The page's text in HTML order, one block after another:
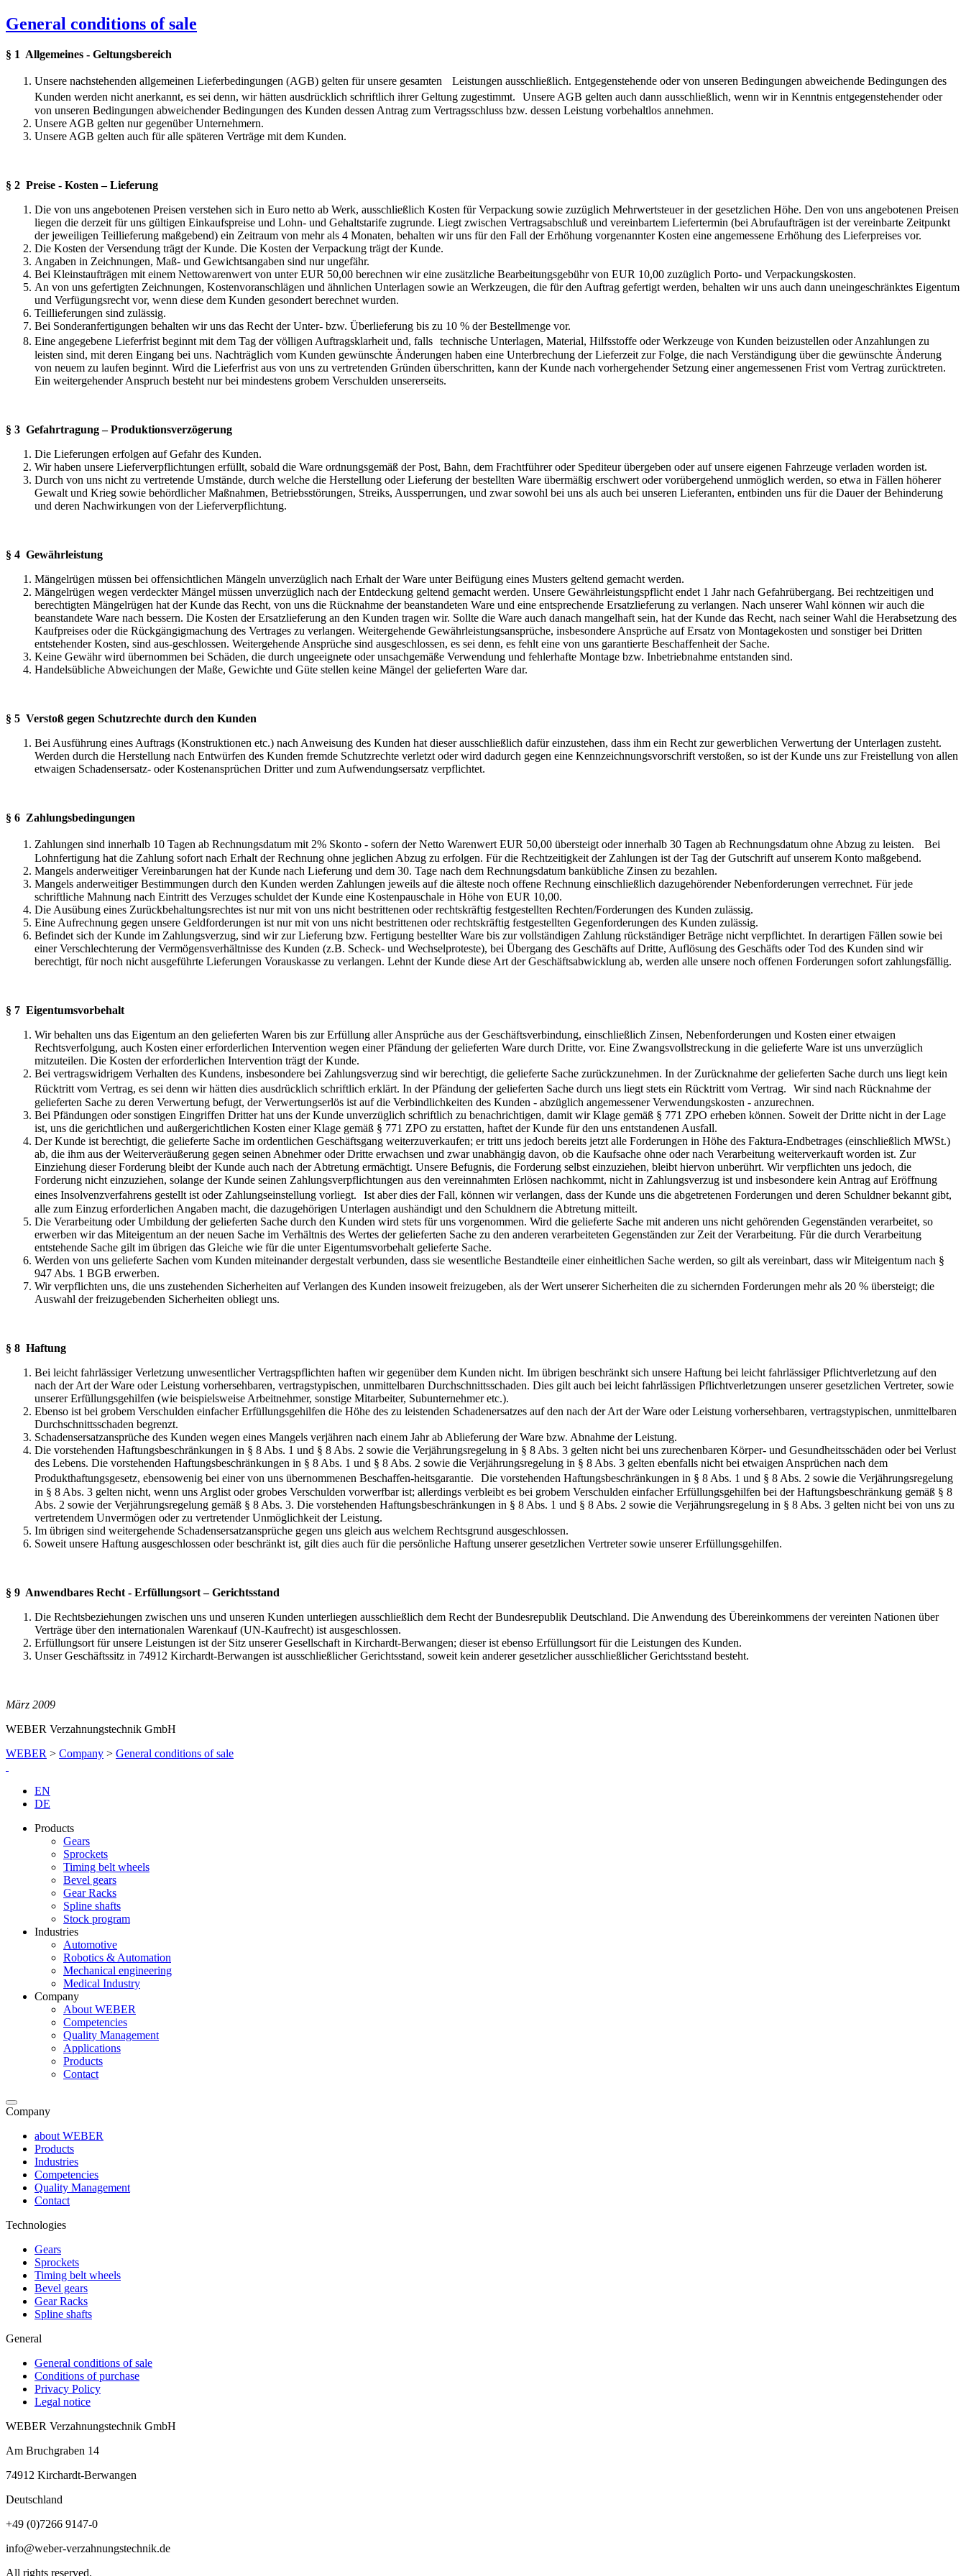
General conditions of sale
§ 1 Allgemeines - Geltungsbereich
Unsere nachstehenden allgemeinen Lieferbedingungen (AGB) gelten für unsere gesamten Leistungen ausschließlich. Entgegenstehende oder von unseren Bedingungen abweichende Bedingungen des
Kunden werden nicht anerkannt, es sei denn, wir hätten ausdrücklich schriftlich ihrer Geltung zugestimmt. Unsere AGB gelten auch dann ausschließlich, wenn wir in Kenntnis entgegenstehender oder
von unseren Bedingungen abweichender Bedingungen des Kunden dessen Antrag zum Vertragsschluss bzw. dessen Leistung vorbehaltlos annehmen.
Unsere AGB gelten nur gegenüber Unternehmern.
Unsere AGB gelten auch für alle späteren Verträge mit dem Kunden.
§ 2 Preise - Kosten – Lieferung
Die von uns angebotenen Preisen verstehen sich in Euro netto ab Werk, ausschließlich Kosten für Verpackung sowie zuzüglich Mehrwertsteuer in der gesetzlichen Höhe. Den von uns angebotenen Preisen
liegen die derzeit für uns gültigen Einkaufspreise und Lohn- und Gehaltstarife zugrunde. Liegt zwischen Vertragsabschluß und vereinbartem Liefertermin (bei Abrufaufträgen ist der vereinbarte Zeitpunkt
der jeweiligen Teillieferung maßgebend) ein Zeitraum von mehr als 4 Monaten, behalten wir uns für den Fall der Erhöhung vorgenannter Kosten eine angemessene Erhöhung des Lieferpreises vor.
Die Kosten der Versendung trägt der Kunde. Die Kosten der Verpackung trägt der Kunde.
Angaben in Zeichnungen, Maß- und Gewichtsangaben sind nur ungefähr.
Bei Kleinstaufträgen mit einem Nettowarenwert von unter EUR 50,00 berechnen wir eine zusätzliche Bearbeitungsgebühr von EUR 10,00 zuzüglich Porto- und Verpackungskosten.
An von uns gefertigten Zeichnungen, Kostenvoranschlägen und ähnlichen Unterlagen sowie an Werkzeugen, die für den Auftrag gefertigt werden, behalten wir uns auch dann uneingeschränktes Eigentum
und Verfügungsrecht vor, wenn diese dem Kunden gesondert berechnet wurden.
Teillieferungen sind zulässig.
Bei Sonderanfertigungen behalten wir uns das Recht der Unter- bzw. Überlieferung bis zu 10 % der Bestellmenge vor.
Eine angegebene Lieferfrist beginnt mit dem Tag der völligen Auftragsklarheit und, falls technische Unterlagen, Material, Hilfsstoffe oder Werkzeuge von Kunden beizustellen oder Anzahlungen zu
leisten sind, mit deren Eingang bei uns. Nachträglich vom Kunden gewünschte Änderungen haben eine Unterbrechung der Lieferzeit zur Folge, die nach Verständigung über die gewünschte Änderung
von neuem zu laufen beginnt. Wird die Lieferfrist aus von uns zu vertretenden Gründen überschritten, kann der Kunde nach vorhergehender Setzung einer angemessenen Frist vom Vertrag zurücktreten.
Ein weitergehender Anspruch besteht nur bei mindestens grobem Verschulden unsererseits.
§ 3 Gefahrtragung – Produktionsverzögerung
Die Lieferungen erfolgen auf Gefahr des Kunden.
Wir haben unsere Lieferverpflichtungen erfüllt, sobald die Ware ordnungsgemäß der Post, Bahn, dem Frachtführer oder Spediteur übergeben oder auf unsere eigenen Fahrzeuge verladen worden ist.
Durch von uns nicht zu vertretende Umstände, durch welche die Herstellung oder Lieferung der bestellten Ware übermäßig erschwert oder vorübergehend unmöglich werden, so etwa in Fällen höherer
Gewalt und Krieg sowie behördlicher Maßnahmen, Betriebsstörungen, Streiks, Aussperrungen, und zwar sowohl bei uns als auch bei unseren Lieferanten, entbinden uns für die Dauer der Behinderung
und deren Nachwirkungen von der Lieferverpflichtung.
§ 4 Gewährleistung
Mängelrügen müssen bei offensichtlichen Mängeln unverzüglich nach Erhalt der Ware unter Beifügung eines Musters geltend gemacht werden.
Mängelrügen wegen verdeckter Mängel müssen unverzüglich nach der Entdeckung geltend gemacht werden. Unsere Gewährleistungspflicht endet 1 Jahr nach Gefahrübergang. Bei rechtzeitigen und
berechtigten Mängelrügen hat der Kunde das Recht, von uns die Rücknahme der beanstandeten Ware und eine entsprechende Ersatzlieferung zu verlangen. Nach unserer Wahl können wir auch die
beanstandete Ware nach bessern. Die Kosten der Ersatzlieferung an den Kunden tragen wir. Sollte die Ware auch danach mangelhaft sein, hat der Kunde das Recht, nach seiner Wahl die Herabsetzung des
Kaufpreises oder die Rückgängigmachung des Vertrages zu verlangen. Weitergehende Gewährleistungsansprüche, insbesondere Ansprüche auf Ersatz von Montagekosten und sonstiger bei Dritten
entstehender Kosten, sind aus-geschlossen. Weitergehende Ansprüche sind ausgeschlossen, es sei denn, es fehlt eine von uns garantierte Beschaffenheit der Sache.
Keine Gewähr wird übernommen bei Schäden, die durch ungeeignete oder unsachgemäße Verwendung und fehlerhafte Montage bzw. Inbetriebnahme entstanden sind.
Handelsübliche Abweichungen der Maße, Gewichte und Güte stellen keine Mängel der gelieferten Ware dar.
§ 5 Verstoß gegen Schutzrechte durch den Kunden
Bei Ausführung eines Auftrags (Konstruktionen etc.) nach Anweisung des Kunden hat dieser ausschließlich dafür einzustehen, dass ihm ein Recht zur gewerblichen Verwertung der Unterlagen zusteht.
Werden durch die Herstellung nach Entwürfen des Kunden fremde Schutzrechte verletzt oder wird dadurch gegen eine Kennzeichnungsvorschrift verstoßen, so ist der Kunde uns zur Freistellung von allen
etwaigen Schadensersatz- oder Kostenansprüchen Dritter und zum Aufwendungsersatz verpflichtet.
§ 6 Zahlungsbedingungen
Zahlungen sind innerhalb 10 Tagen ab Rechnungsdatum mit 2% Skonto - sofern der Netto Warenwert EUR 50,00 übersteigt oder innerhalb 30 Tagen ab Rechnungsdatum ohne Abzug zu leisten. Bei
Lohnfertigung hat die Zahlung sofort nach Erhalt der Rechnung ohne jeglichen Abzug zu erfolgen. Für die Rechtzeitigkeit der Zahlungen ist der Tag der Gutschrift auf unserem Konto maßgebend.
Mangels anderweitiger Vereinbarungen hat der Kunde nach Lieferung und dem 30. Tage nach dem Rechnungsdatum bankübliche Zinsen zu bezahlen.
Mangels anderweitiger Bestimmungen durch den Kunden werden Zahlungen jeweils auf die älteste noch offene Rechnung einschließlich dazugehörender Nebenforderungen verrechnet. Für jede
schriftliche Mahnung nach Eintritt des Verzuges schuldet der Kunde eine Kostenpauschale in Höhe von EUR 10,00.
Die Ausübung eines Zurückbehaltungsrechtes ist nur mit von uns nicht bestrittenen oder rechtskräftig festgestellten Rechten/Forderungen des Kunden zulässig.
Eine Aufrechnung gegen unsere Geldforderungen ist nur mit von uns nicht bestrittenen oder rechtskräftig festgestellten Gegenforderungen des Kunden zulässig.
Befindet sich der Kunde im Zahlungsverzug, sind wir zur Lieferung bzw. Fertigung bestellter Ware bis zur vollständigen Zahlung rückständiger Beträge nicht verpflichtet. In derartigen Fällen sowie bei
einer Verschlechterung der Vermögensverhältnisse des Kunden (z.B. Scheck- und Wechselproteste), bei Übergang des Geschäfts auf Dritte, Auflösung des Geschäfts oder Tod des Kunden sind wir
berechtigt, für noch nicht ausgeführte Lieferungen Vorauskasse zu verlangen. Lehnt der Kunde diese Art der Geschäftsabwicklung ab, werden alle unsere noch offenen Forderungen sofort zahlungsfällig.
§ 7 Eigentumsvorbehalt
Wir behalten uns das Eigentum an den gelieferten Waren bis zur Erfüllung aller Ansprüche aus der Geschäftsverbindung, einschließlich Zinsen, Nebenforderungen und Kosten einer etwaigen
Rechtsverfolgung, auch Kosten einer erforderlichen Intervention wegen einer Pfändung der gelieferten Ware durch Dritte, vor. Eine Zwangsvollstreckung in die gelieferte Ware ist uns unverzüglich
mitzuteilen. Die Kosten der erforderlichen Intervention trägt der Kunde.
Bei vertragswidrigem Verhalten des Kundens, insbesondere bei Zahlungsverzug sind wir berechtigt, die gelieferte Sache zurückzunehmen. In der Zurücknahme der gelieferten Sache durch uns liegt kein
Rücktritt vom Vertrag, es sei denn wir hätten dies ausdrücklich schriftlich erklärt. In der Pfändung der gelieferten Sache durch uns liegt stets ein Rücktritt vom Vertrag. Wir sind nach Rücknahme der
gelieferten Sache zu deren Verwertung befugt, der Verwertungserlös ist auf die Verbindlichkeiten des Kunden - abzüglich angemessener Verwendungskosten - anzurechnen.
Bei Pfändungen oder sonstigen Eingriffen Dritter hat uns der Kunde unverzüglich schriftlich zu benachrichtigen, damit wir Klage gemäß § 771 ZPO erheben können. Soweit der Dritte nicht in der Lage
ist, uns die gerichtlichen und außergerichtlichen Kosten einer Klage gemäß § 771 ZPO zu erstatten, haftet der Kunde für den uns entstandenen Ausfall.
Der Kunde ist berechtigt, die gelieferte Sache im ordentlichen Geschäftsgang weiterzuverkaufen; er tritt uns jedoch bereits jetzt alle Forderungen in Höhe des Faktura-Endbetrages (einschließlich MWSt.)
ab, die ihm aus der Weiterveräußerung gegen seinen Abnehmer oder Dritte erwachsen und zwar unabhängig davon, ob die Kaufsache ohne oder nach Verarbeitung weiterverkauft worden ist. Zur
Einziehung dieser Forderung bleibt der Kunde auch nach der Abtretung ermächtigt. Unsere Befugnis, die Forderung selbst einzuziehen, bleibt hiervon unberührt. Wir verpflichten uns jedoch, die
Forderung nicht einzuziehen, solange der Kunde seinen Zahlungsverpflichtungen aus den vereinnahmten Erlösen nachkommt, nicht in Zahlungsverzug ist und insbesondere kein Antrag auf Eröffnung
eines Insolvenzverfahrens gestellt ist oder Zahlungseinstellung vorliegt. Ist aber dies der Fall, können wir verlangen, dass der Kunde uns die abgetretenen Forderungen und deren Schuldner bekannt gibt,
alle zum Einzug erforderlichen Angaben macht, die dazugehörigen Unterlagen aushändigt und den Schuldnern die Abtretung mitteilt.
Die Verarbeitung oder Umbildung der gelieferten Sache durch den Kunden wird stets für uns vorgenommen. Wird die gelieferte Sache mit anderen uns nicht gehörenden Gegenständen verarbeitet, so
erwerben wir das Miteigentum an der neuen Sache im Verhältnis des Wertes der gelieferten Sache zu den anderen verarbeiteten Gegenständen zur Zeit der Verarbeitung. Für die durch Verarbeitung
entstehende Sache gilt im übrigen das Gleiche wie für die unter Eigentumsvorbehalt gelieferte Sache.
Werden von uns gelieferte Sachen vom Kunden miteinander dergestalt verbunden, dass sie wesentliche Bestandteile einer einheitlichen Sache werden, so gilt als vereinbart, dass wir Miteigentum nach §
947 Abs. 1 BGB erwerben.
Wir verpflichten uns, die uns zustehenden Sicherheiten auf Verlangen des Kunden insoweit freizugeben, als der Wert unserer Sicherheiten die zu sichernden Forderungen mehr als 20 % übersteigt; die
Auswahl der freizugebenden Sicherheiten obliegt uns.
§ 8 Haftung
Bei leicht fahrlässiger Verletzung unwesentlicher Vertragspflichten haften wir gegenüber dem Kunden nicht. Im übrigen beschränkt sich unsere Haftung bei leicht fahrlässiger Pflichtverletzung auf den
nach der Art der Ware oder Leistung vorhersehbaren, vertragstypischen, unmittelbaren Durchschnittsschaden. Dies gilt auch bei leicht fahrlässigen Pflichtverletzungen unserer gesetzlichen Vertreter, sowie
unserer Erfüllungsgehilfen (wie beispielsweise Arbeitnehmer, sonstige Mitarbeiter, Subunternehmer etc.).
Ebenso ist bei grobem Verschulden einfacher Erfüllungsgehilfen die Höhe des zu leistenden Schadenersatzes auf den nach der Art der Ware oder Leistung vorhersehbaren, vertragstypischen, unmittelbaren
Durchschnittsschaden begrenzt.
Schadensersatzansprüche des Kunden wegen eines Mangels verjähren nach einem Jahr ab Ablieferung der Ware bzw. Abnahme der Leistung.
Die vorstehenden Haftungsbeschränkungen in § 8 Abs. 1 und § 8 Abs. 2 sowie die Verjährungsregelung in § 8 Abs. 3 gelten nicht bei uns zurechenbaren Körper- und Gesundheitsschäden oder bei Verlust
des Lebens. Die vorstehenden Haftungsbeschränkungen in § 8 Abs. 1 und § 8 Abs. 2 sowie die Verjährungsregelung in § 8 Abs. 3 gelten ebenfalls nicht bei etwaigen Ansprüchen nach dem
Produkthaftungsgesetz, ebensowenig bei einer von uns übernommenen Beschaffen-heitsgarantie. Die vorstehenden Haftungsbeschränkungen in § 8 Abs. 1 und § 8 Abs. 2 sowie die Verjährungsregelung
in § 8 Abs. 3 gelten nicht, wenn uns Arglist oder grobes Verschulden vorwerfbar ist; allerdings verbleibt es bei grobem Verschulden einfacher Erfüllungsgehilfen bei der Haftungsbeschränkung gemäß § 8
Abs. 2 sowie der Verjährungsregelung gemäß § 8 Abs. 3. Die vorstehenden Haftungsbeschränkungen in § 8 Abs. 1 und § 8 Abs. 2 sowie die Verjährungsregelung in § 8 Abs. 3 gelten nicht bei von uns zu
vertretendem Unvermögen oder zu vertretender Unmöglichkeit der Leistung.
Im übrigen sind weitergehende Schadensersatzansprüche gegen uns gleich aus welchem Rechtsgrund ausgeschlossen.
Soweit unsere Haftung ausgeschlossen oder beschränkt ist, gilt dies auch für die persönliche Haftung unserer gesetzlichen Vertreter sowie unserer Erfüllungsgehilfen.
§ 9 Anwendbares Recht - Erfüllungsort – Gerichtsstand
Die Rechtsbeziehungen zwischen uns und unseren Kunden unterliegen ausschließlich dem Recht der Bundesrepublik Deutschland. Die Anwendung des Übereinkommens der vereinten Nationen über
Verträge über den internationalen Warenkauf (UN-Kaufrecht) ist ausgeschlossen.
Erfüllungsort für unsere Leistungen ist der Sitz unserer Gesellschaft in Kirchardt-Berwangen; dieser ist ebenso Erfüllungsort für die Leistungen des Kunden.
Unser Geschäftssitz in 74912 Kirchardt-Berwangen ist ausschließlicher Gerichtsstand, soweit kein anderer gesetzlicher ausschließlicher Gerichtsstand besteht.
März 2009
WEBER Verzahnungstechnik GmbH
WEBER > Company > General conditions of sale
EN
DE
Products
Gears
Sprockets
Timing belt wheels
Bevel gears
Gear Racks
Spline shafts
Stock program
Industries
Automotive
Robotics & Automation
Mechanical engineering
Medical Industry
Company
About WEBER
Competencies
Quality Management
Applications
Products
Contact
Company
about WEBER
Products
Industries
Competencies
Quality Management
Contact
Technologies
Gears
Sprockets
Timing belt wheels
Bevel gears
Gear Racks
Spline shafts
General
General conditions of sale
Conditions of purchase
Privacy Policy
Legal notice
WEBER Verzahnungstechnik GmbH
Am Bruchgraben 14
74912 Kirchardt-Berwangen
Deutschland
+49 (0)7266 9147-0
info@weber-verzahnungstechnik.de
All rights reserved.